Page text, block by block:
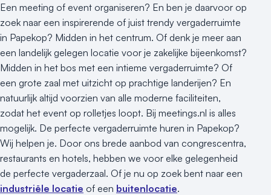
Buitenlocatie
Duurzame locatie
Groene locatie
Heisessie
Hotel
Hybride events
Industriële locatie
Kasteel en landgoed
Kleine / intieme locatie
Locaties aan zee
Museum
Een meeting of event organiseren? En ben je daarvoor op
zoek naar een inspirerende of juist trendy vergaderruimte
in Papekop? Midden in het centrum. Of denk je meer aan
een landelijk gelegen locatie voor je zakelijke bijeenkomst?
Midden in het bos met een intieme vergaderruimte? Of
een grote zaal met uitzicht op prachtige landerijen? En
natuurlijk altijd voorzien van alle moderne faciliteiten,
zodat het event op rolletjes loopt. Bij meetings.nl is alles
mogelijk. De perfecte vergaderruimte huren in Papekop?
Wij helpen je. Door ons brede aanbod van congrescentra,
restaurants en hotels, hebben we voor elke gelegenheid
de perfecte vergaderzaal. Of je nu op zoek bent naar een
industriële locatie of een buitenlocatie.